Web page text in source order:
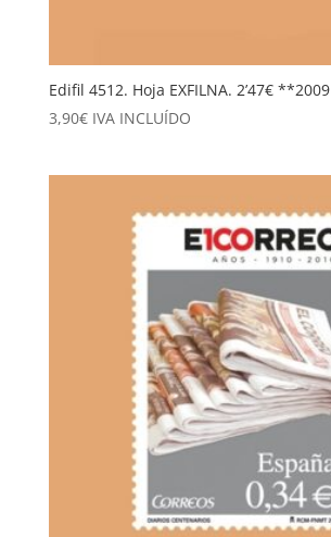
Edifil 4512. Hoja EXFILNA. 2’47€ **2009
3,90€ IVA INCLUÍDO